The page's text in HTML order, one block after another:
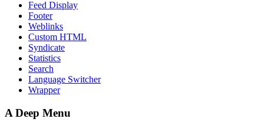
Feed Display
Footer
Weblinks
Custom HTML
Syndicate
Statistics
Search
Language Switcher
Wrapper
A Deep Menu